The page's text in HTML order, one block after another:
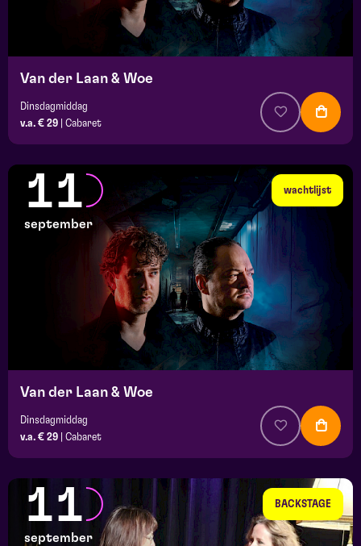
Van der Laan & Woe
Dinsdagmiddag
v.a. € 29
Cabaret
wachtlijst
11
september
Van der Laan & Woe
Dinsdagmiddag
v.a. € 29
Cabaret
BACKSTAGE
11
september